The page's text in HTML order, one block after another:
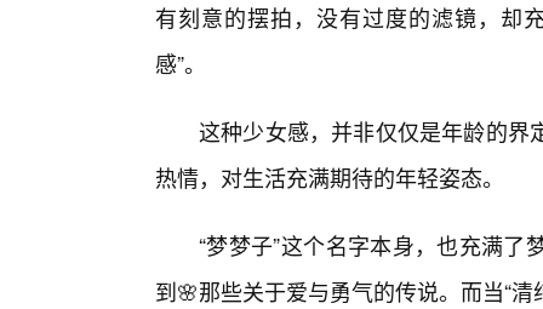
有刻意的摆拍，没有过度的滤镜，却
感”。
这种少女感，并非仅仅是年龄的界
热情，对生活充满期待的年轻姿态。
“梦梦子”这个名字本身，也充满
到🌸那些关于爱与勇气的传说。而当“